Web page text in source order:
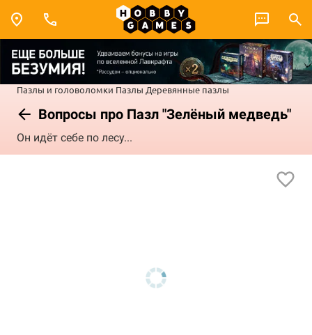
Пазлы и головоломки Пазлы Деревянные пазлы
Вопросы про Пазл "Зелёный медведь"
Он идёт себе по лесу...